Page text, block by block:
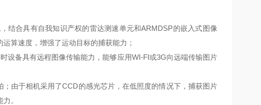
结合具有自我知识产权的雷达测速单元和ARMDSP的嵌入式图像
算速度，增强了运动目标的捕获能力；
设备具有远程图像传输能力，能够应用WI-FI或3G向远端传输图片
；由于相机采用了CCD的感光芯片，在低照度的情况下，捕获图片
力。